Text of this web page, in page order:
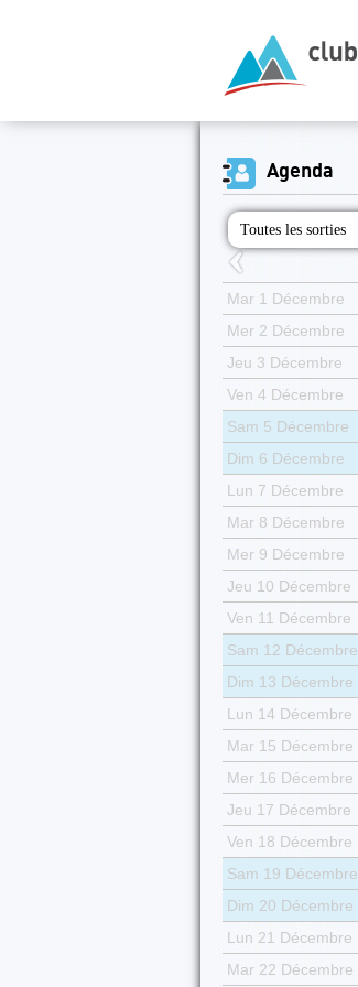
Agenda
Toutes les sorties
Mar 1 Décembre
Mer 2 Décembre
Jeu 3 Décembre
Ven 4 Décembre
Sam 5 Décembre
Dim 6 Décembre
Lun 7 Décembre
Mar 8 Décembre
Mer 9 Décembre
Jeu 10 Décembre
Ven 11 Décembre
Sam 12 Décembre
Dim 13 Décembre
Lun 14 Décembre
Mar 15 Décembre
Mer 16 Décembre
Jeu 17 Décembre
Ven 18 Décembre
Sam 19 Décembre
Dim 20 Décembre
Lun 21 Décembre
Mar 22 Décembre